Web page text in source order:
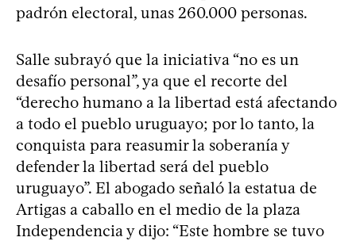
padrón electoral, unas 260.000 personas.
Salle subrayó que la iniciativa “no es un
desafío personal”, ya que el recorte del
“derecho humano a la libertad está afectando
a todo el pueblo uruguayo; por lo tanto, la
conquista para reasumir la soberanía y
defender la libertad será del pueblo
uruguayo”. El abogado señaló la estatua de
Artigas a caballo en el medio de la plaza
Independencia y dijo: “Este hombre se tuvo